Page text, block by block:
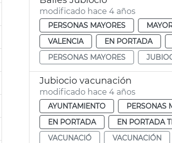
modificado hace 4 años
PERSONAS MAYORES
VALENCIA
EN PORTADA
PERSONAS MAYORES
Jubiocio vacunación
modificado hace 4 años
AYUNTAMIENTO PERSONAS
EN PORTADA
EN PORTADA
VACUNACIÓ
VACUNACIÓN